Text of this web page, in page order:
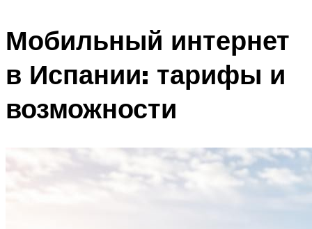
Мобильный интернет
в Испании: тарифы и
возможности